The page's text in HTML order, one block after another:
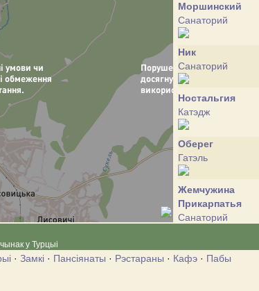
Моршинский
Cанаторий
Ник
Cанаторий
Ностальгия
Катэдж
Оберег
Гатэль
Жемчужина
Прикарпатья
Cанаторий
Свитанок
Cанаторий
у Турцыі
· Замкі· Пансіянаты · Рэстараны · Кафэ· Пабы